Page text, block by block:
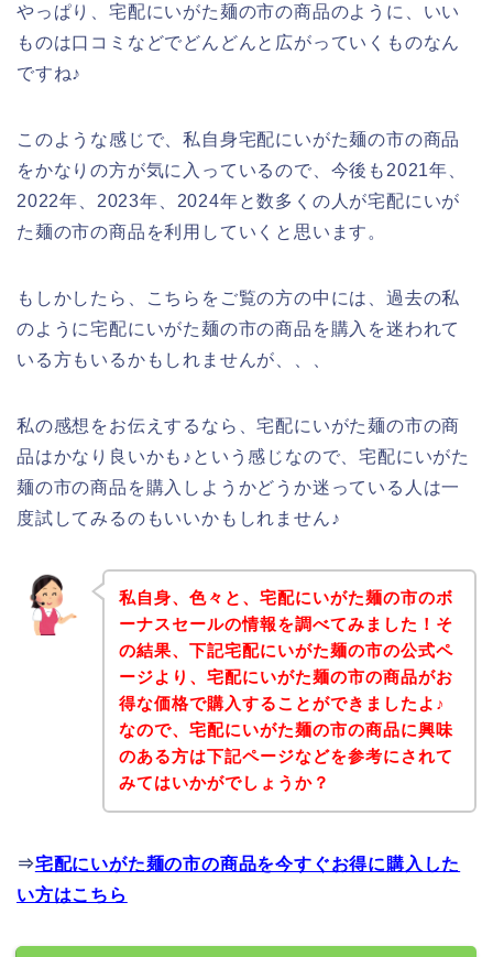
やっぱり、宅配にいがた麺の市の商品のように、いい
ものは口コミなどでどんどんと広がっていくものなん
ですね♪
このような感じで、私自身宅配にいがた麺の市の商品
をかなりの方が気に入っているので、今後も2021年、
2022年、2023年、2024年と数多くの人が宅配にいが
た麺の市の商品を利用していくと思います。
もしかしたら、こちらをご覧の方の中には、過去の私
のように宅配にいがた麺の市の商品を購入を迷われて
いる方もいるかもしれませんが、、、
私の感想をお伝えするなら、宅配にいがた麺の市の商
品はかなり良いかも♪という感じなので、宅配にいがた
麺の市の商品を購入しようかどうか迷っている人は一
度試してみるのもいいかもしれません♪
私自身、色々と、宅配にいがた麺の市のボ
ーナスセールの情報を調べてみました！そ
の結果、下記宅配にいがた麺の市の公式ペ
ージより、宅配にいがた麺の市の商品がお
得な価格で購入することができましたよ♪
なので、宅配にいがた麺の市の商品に興味
のある方は下記ページなどを参考にされて
みてはいかがでしょうか？
⇒宅配にいがた麺の市の商品を今すぐお得に購入した
い方はこちら